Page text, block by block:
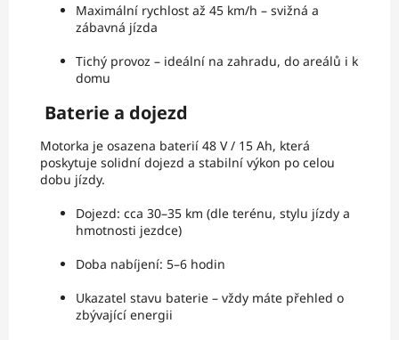
Maximální rychlost až 45 km/h – svižná a
zábavná jízda
Tichý provoz – ideální na zahradu, do areálů i k
domu
Baterie a dojezd
Motorka je osazena baterií 48 V / 15 Ah, která
poskytuje solidní dojezd a stabilní výkon po celou
dobu jízdy.
Dojezd: cca 30–35 km (dle terénu, stylu jízdy a
hmotnosti jezdce)
Doba nabíjení: 5–6 hodin
Ukazatel stavu baterie – vždy máte přehled o
zbývající energii